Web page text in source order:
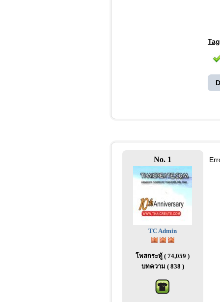
Tag
No. 1
TC Admin
โพสกระทู้ ( 74,059 )
บทความ ( 838 )